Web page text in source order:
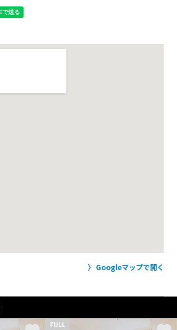
Googleマップで開く
FULL